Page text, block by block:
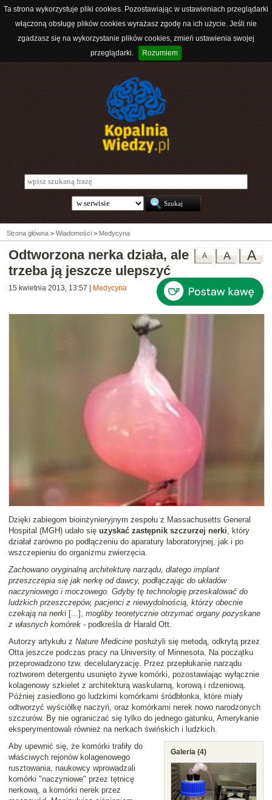
Ta strona wykorzystuje pliki cookies. Pozostawiając w ustawieniach przeglądarki
włączoną obsługę plików cookies wyrażasz zgodę na ich użycie. Jeśli nie
zgadzasz się na wykorzystanie plików cookies, zmień ustawienia swojej
przeglądarki.
Rozumiem
Strona główna > Wiadomości > Medycyna
A
A
A
Odtworzona nerka działa, ale
trzeba ją jeszcze ulepszyć
15 kwietnia 2013, 13:57 Medycyna
Dzięki zabiegom bioinżynieryjnym zespołu z Massachusetts General
Hospital (MGH) udało się uzyskać zastępnik szczurzej nerki, który
działał zarówno po podłączeniu do aparatury laboratoryjnej, jak i po
wszczepieniu do organizmu zwierzęcia.
Zachowano oryginalną architekturę narządu, dlatego implant
przeszczepia się jak nerkę od dawcy, podłączając do układów
naczyniowego i moczowego. Gdyby tę technologię przeskalować do
ludzkich przeszczepów, pacjenci z niewydolnością, którzy obecnie
czekają na nerki [...], mogliby teoretycznie otrzymać organy pozyskane
z własnych komórek - podkreśla dr Harald Ott.
Autorzy artykułu z Nature Medicine posłużyli się metodą, odkrytą przez
Otta jeszcze podczas pracy na University of Minnesota. Na początku
przeprowadzono tzw. decelularyzację. Przez przepłukanie narządu
roztworem detergentu usunięto żywe komórki, pozostawiając wyłącznie
kolagenowy szkielet z architekturą waskularną, korową i rdzeniową.
Później zasiedlono go ludzkimi komórkami śródbłonka, które miały
odtworzyć wyściółkę naczyń, oraz komórkami nerek nowo narodzonych
szczurów. By nie ograniczać się tylko do jednego gatunku, Amerykanie
eksperymentowali również na nerkach świńskich i ludzkich.
Galeria (4)
Aby upewnić się, że komórki trafiły do
właściwych rejonów kolagenowego
rusztowania, naukowcy wprowadzali
komórki "naczyniowe" przez tętnicę
nerkową, a komórki nerek przez